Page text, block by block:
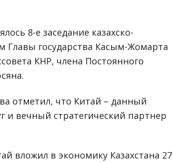
8-е заседание казахско-
Главы государства Касым-Жомарта
КНР, члена Постоянного
отметил, что Китай – данный
и вечный стратегический партнер
вложил в экономику Казахстана 27